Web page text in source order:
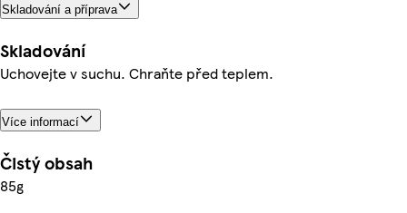
Skladování a příprava
Skladování
Uchovejte v suchu. Chraňte před teplem.
Více informací
Čistý obsah
85g